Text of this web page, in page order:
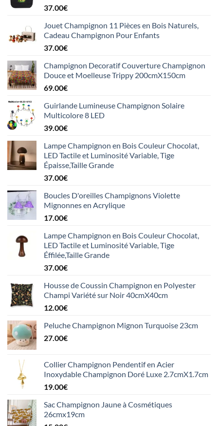
37.00€
Jouet Champignon 11 Pièces en Bois Naturels,
Cadeau Champignon Pour Enfants
37.00€
Champignon Decoratif Couverture Champignon
Douce et Moelleuse Trippy 200cmX150cm
69.00€
Guirlande Lumineuse Champignon Solaire
Multicolore 8 LED
39.00€
Lampe Champignon en Bois Couleur Chocolat,
LED Tactile et Luminosité Variable, Tige
Épaisse,Taille Grande
37.00€
Boucles D'oreilles Champignons Violette
Mignonnes en Acrylique
17.00€
Lampe Champignon en Bois Couleur Chocolat,
LED Tactile et Luminosité Variable, Tige
Éffilée,Taille Grande
37.00€
Housse de Coussin Champignon en Polyester
Champi Variété sur Noir 40cmX40cm
12.00€
Peluche Champignon Mignon Turquoise 23cm
27.00€
Collier Champignon Pendentif en Acier
Inoxydable Champignon Doré Luxe 2.7cmX1.7cm
19.00€
Sac Champignon Jaune à Cosmétiques
26cmx19cm